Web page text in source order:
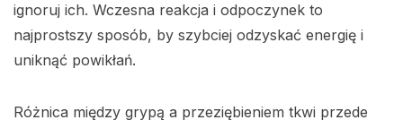
ignoruj ich. Wczesna reakcja i odpoczynek to
najprostszy sposób, by szybciej odzyskać energię i
uniknąć powikłań.
Różnica między grypą a przeziębieniem tkwi przede